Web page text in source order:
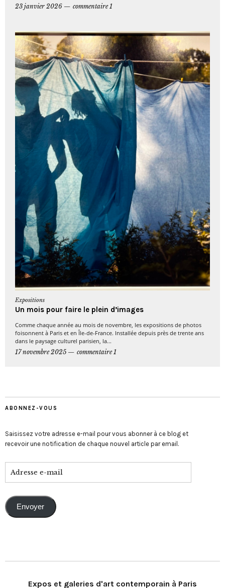
23 janvier 2026
commentaire 1
Expositions
Un mois pour faire le plein d’images
Comme chaque année au mois de novembre, les expositions de photos
foisonnent à Paris et en Île-de-France. Installée depuis près de trente ans
dans le paysage culturel parisien, la...
17 novembre 2025
commentaire 1
ABONNEZ-VOUS
Saisissez votre adresse e-mail pour vous abonner à ce blog et
recevoir une notification de chaque nouvel article par email.
Envoyer
Expos et galeries d'art contemporain à Paris